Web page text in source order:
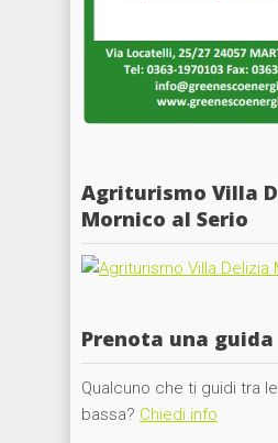
Agriturismo Villa
Mornico al Serio
Prenota una guida
Qualcuno che ti guidi tra
bassa? Chiedi info